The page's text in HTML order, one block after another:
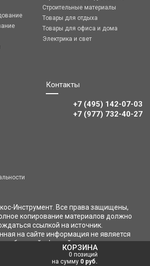
КОРЗИНА
0 позиций
на сумму 0 руб.
Строительные материалы
Товары для отдыха
Товары для офиса и дома
Электрика и свет
Контакты
+7 (495) 142-07-03
‎‎+7 (977) 732-40-27
Инструмент. Все права защищены,
копирование материалов должно
ссылкой на источник.
на сайте информация не является
публичной офертой